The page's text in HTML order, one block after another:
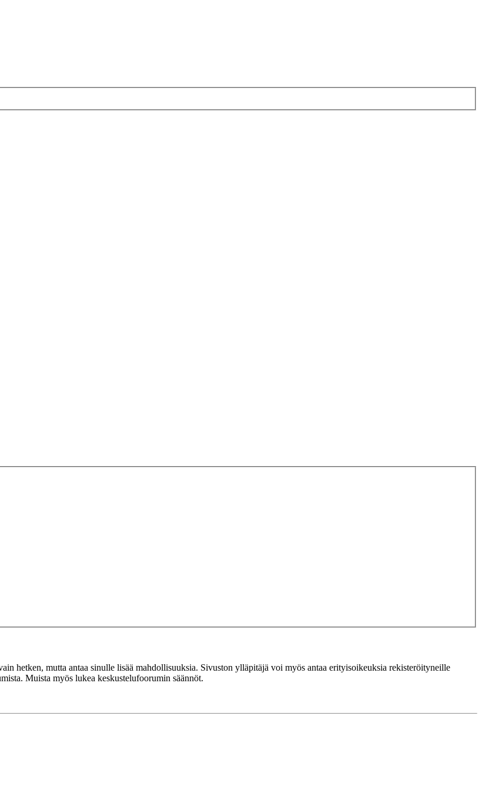
hetken, mutta antaa sinulle lisää mahdollisuuksia. Sivuston ylläpitäjä voi myös antaa erityisoikeuksia rekisteröityneille
Muista myös lukea keskustelufoorumin säännöt.